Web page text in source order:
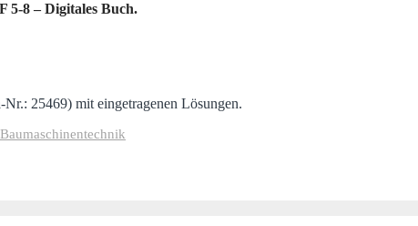
5-8 – Digitales Buch.
25469) mit eingetragenen Lösungen.